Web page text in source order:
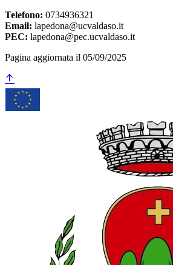
Telefono: 0734936321
Email: lapedona@ucvaldaso.it
PEC: lapedona@pec.ucvaldaso.it
Pagina aggiornata il 05/09/2025